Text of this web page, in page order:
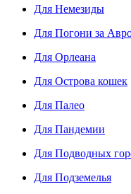
Для Немезиды
Для Погони за
Для Орлеана
Для Острова кошек
Для Палео
Для Пандемии
Для Подводных
Для Подземелья